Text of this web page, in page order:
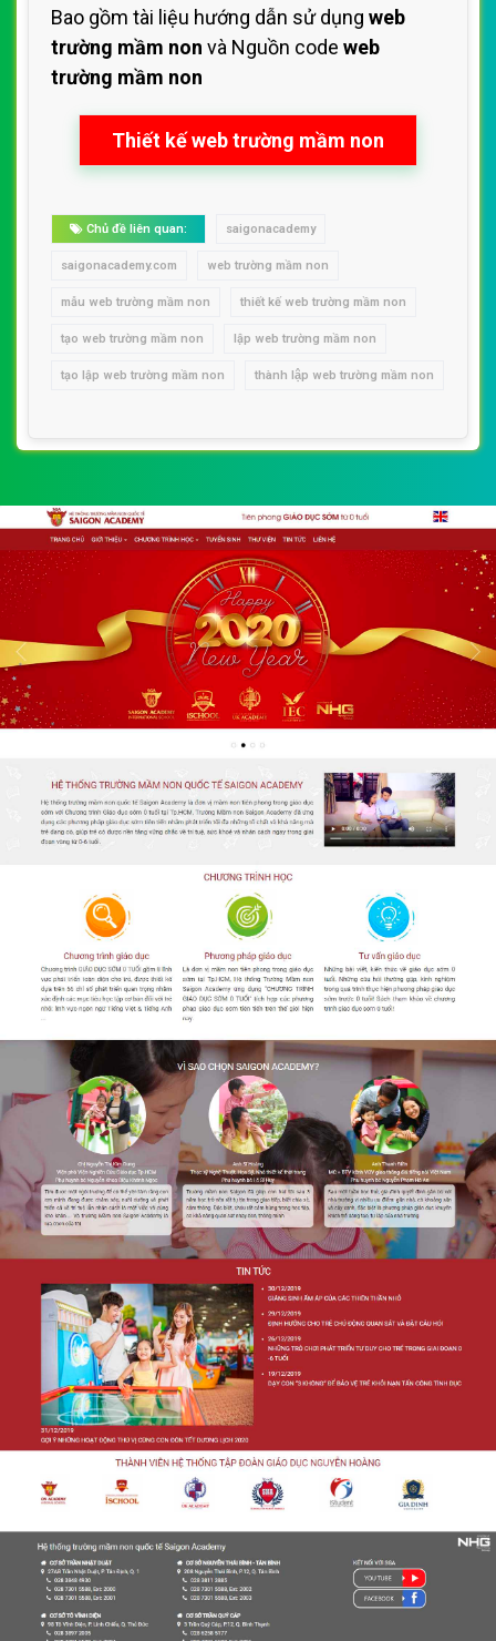
Bao gồm tài liệu hướng dẫn sử dụng web
trường mầm non và Nguồn code web
trường mầm non
Thiết kế web trường mầm non
Chủ đề liên quan: saigonacademy
saigonacademy.com web trường mầm non
mẫu web trường mầm non thiết kế web trường mầm non
tạo web trường mầm non lập web trường mầm non
tạo lập web trường mầm non thành lập web trường mầm non